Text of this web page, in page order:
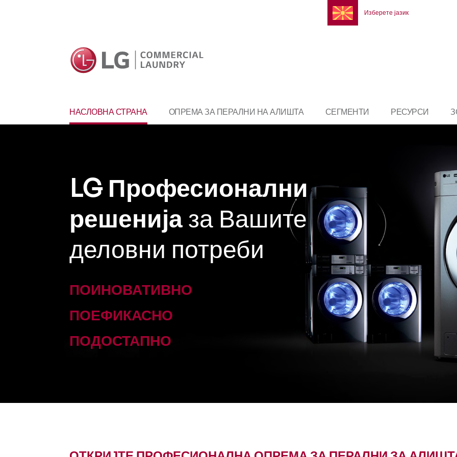
НАСЛОВНА СТРАНА ОПРЕМА ЗА ПЕРАЛНИ НА АЛИШТА СЕГМЕНТИ РЕСУРСИ
Изберете јазик
LG Професионални
решенијаза Вашите
деловни потреби
ПОИНОВАТИВНО
ПОЕФИКАСНО
ПОДОСТАПНО